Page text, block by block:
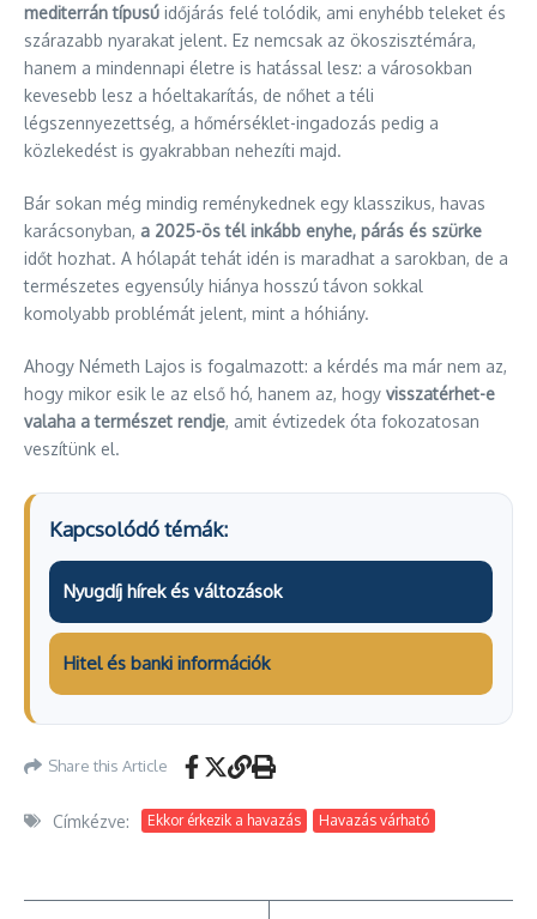
mediterrán típusú időjárás felé tolódik, ami enyhébb teleket és
szárazabb nyarakat jelent. Ez nemcsak az ökoszisztémára,
hanem a mindennapi életre is hatással lesz: a városokban
kevesebb lesz a hóeltakarítás, de nőhet a téli
légszennyezettség, a hőmérséklet-ingadozás pedig a
közlekedést is gyakrabban nehezíti majd.
Bár sokan még mindig reménykednek egy klasszikus, havas
karácsonyban, a 2025-ös tél inkább enyhe, párás és szürke
időt hozhat. A hólapát tehát idén is maradhat a sarokban, de a
természetes egyensúly hiánya hosszú távon sokkal
komolyabb problémát jelent, mint a hóhiány.
Ahogy Németh Lajos is fogalmazott: a kérdés ma már nem az,
hogy mikor esik le az első hó, hanem az, hogy visszatérhet-e
valaha a természet rendje, amit évtizedek óta fokozatosan
veszítünk el.
Kapcsolódó témák:
Nyugdíj hírek és változások
Hitel és banki információk
Share this Article
Címkézve: Ekkor érkezik a havazás Havazás várható